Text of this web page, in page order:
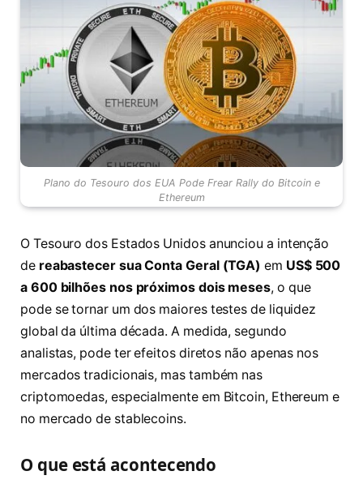
Plano do Tesouro dos EUA Pode Frear Rally do Bitcoin e
Ethereum
O Tesouro dos Estados Unidos anunciou a intenção
de reabastecer sua Conta Geral (TGA) em US$ 500
a 600 bilhões nos próximos dois meses, o que
pode se tornar um dos maiores testes de liquidez
global da última década. A medida, segundo
analistas, pode ter efeitos diretos não apenas nos
mercados tradicionais, mas também nas
criptomoedas, especialmente em Bitcoin, Ethereum e
no mercado de stablecoins.
O que está acontecendo